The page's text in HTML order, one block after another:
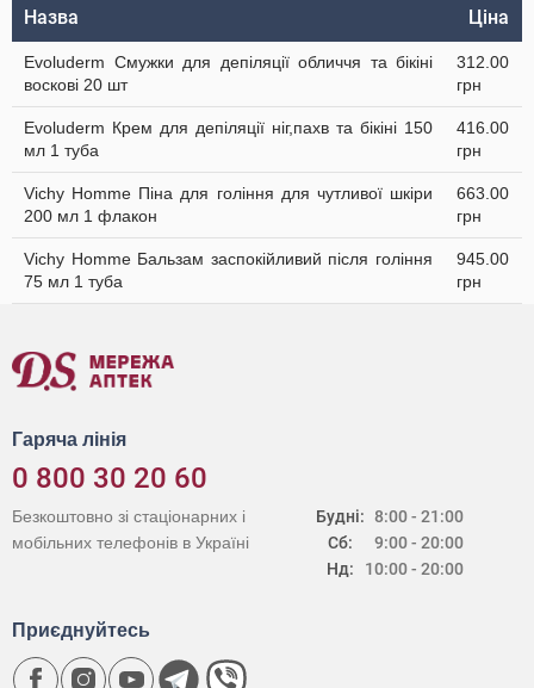
Назва Ціна
Evoluderm Смужки для депіляції обличчя та бікіні
воскові 20 шт
312.00
грн
Evoluderm Крем для депіляції ніг,пахв та бікіні 150
мл 1 туба
416.00
грн
Vichy Homme Піна для гоління для чутливої шкіри
200 мл 1 флакон
663.00
грн
Vichy Homme Бальзам заспокійливий після гоління
75 мл 1 туба
945.00
грн
Гаряча лінія
0 800 30 20 60
Будні:
Сб:
Нд:
8:00 - 21:00
9:00 - 20:00
10:00 - 20:00
Безкоштовно зі стаціонарних і
мобільних телефонів в Україні
Приєднуйтесь